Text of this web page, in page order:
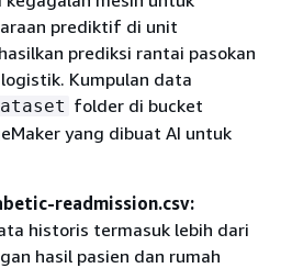
prediktif di unit
prediksi rantai pasokan
Kumpulan data
folder di bucket
yang dibuat AI untuk
readmission.csv:
historis termasuk lebih dari
hasil pasien dan rumah